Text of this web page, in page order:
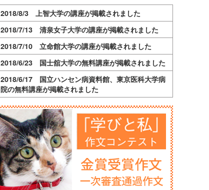
2018/8/3 上智大学の講座が掲載されました
2018/7/13 清泉女子大学の講座が掲載されました
2018/7/10 立命館大学の講座が掲載されました
2018/6/23 国士舘大学の無料講座が掲載されました
2018/6/17 国立ハンセン病資料館、東京医科大学病
院の無料講座が掲載されました